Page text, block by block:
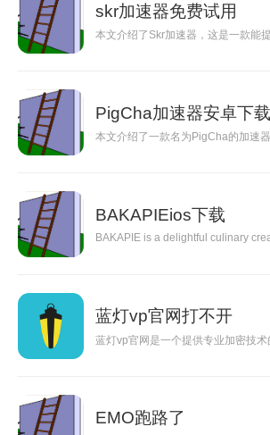
skr加速器免费试用
本文介绍了Skr加速器，这是一款能
PigCha加速器安卓下载
本文介绍了一款名为PigCha的加速
BAKAPIEios下载
BAKAPIE is a delightful culinary
蓝灯vp官网打不开
蓝灯vp官网是一个提供专业加密技
EMO跑路了